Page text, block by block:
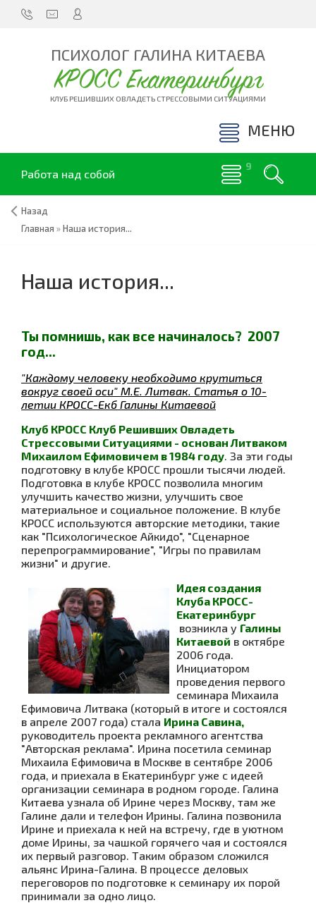
ПСИХОЛОГ ГАЛИНА КИТАЕВА
КРОСС Екатеринбург
КЛУБ РЕШИВШИХ ОВЛАДЕТЬ СТРЕССОВЫМИ СИТУАЦИЯМИ
МЕНЮ
Работа над собой
Назад
Главная »Наша история...
Наша история...
Ты помнишь, как все начиналось? 2007
год...
"Каждому человеку необходимо крутиться
вокруг своей оси" М.Е. Литвак. Статья о 10-
летии КРОСС-Екб Галины Китаевой
Клуб КРОСС Клуб Решивших Овладеть
Стрессовыми Ситуациями - основан Литваком
Михаилом Ефимовичем в 1984 году. За эти годы
подготовку в клубе КРОСС прошли тысячи людей.
Подготовка в клубе КРОСС позволила многим
улучшить качество жизни, улучшить свое
материальное и социальное положение. В клубе
КРОСС используются авторские методики, такие
как "Психологическое Айкидо", "Сценарное
перепрограммирование", "Игры по правилам
жизни" и другие.
Идея создания
Клуба КРОСС-
Екатеринбург
возникла у Галины
Китаевой в октябре
2006 года.
Инициатором
проведения первого
семинара Михаила
Ефимовича Литвака (который в итоге и состоялся
в апреле 2007 года) стала Ирина Савина,
руководитель проекта рекламного агентства
"Авторская реклама". Ирина посетила семинар
Михаила Ефимовича в Москве в сентябре 2006
года, и приехала в Екатеринбург уже с идеей
организации семинара в родном городе. Галина
Китаева узнала об Ирине через Москву, там же
Галине дали и телефон Ирины. Галина позвонила
Ирине и приехала к ней на встречу, где в уютном
доме Ирины, за чашкой горячего чая и состоялся
их первый разговор. Таким образом сложился
альянс Ирина-Галина. В процессе деловых
переговоров по подготовке к семинару их порой
принимали за одно лицо.